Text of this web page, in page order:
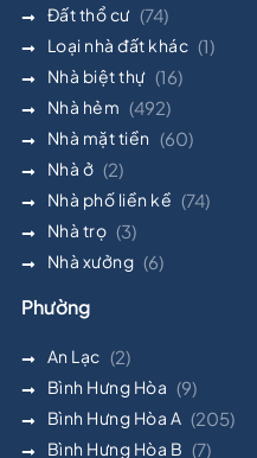
Đất thổ cư (74)
Loại nhà đất khác (1)
Nhà biệt thự (16)
Nhà hẻm (492)
Nhà mặt tiền (60)
Nhà ở (2)
Nhà phố liền kề (74)
Nhà trọ (3)
Nhà xưởng (6)
Phường
An Lạc (2)
Bình Hưng Hòa (9)
Bình Hưng Hòa A (205)
Bình Hưng Hòa B (7)